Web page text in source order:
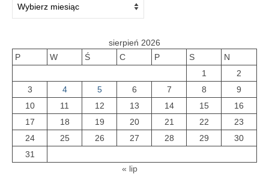
sierpień 2026
P
W Ś C P S
N
1
2
3
4 5 6 7 8
9
10
11 12 13 14 15
16
17
18 19 20 21 22
23
24
25 26 27 28 29
30
31
« lip